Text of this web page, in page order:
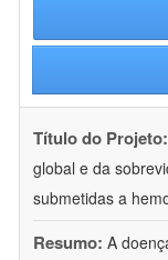
Título do Projeto:
global e da
submetidas a
Resumo: A